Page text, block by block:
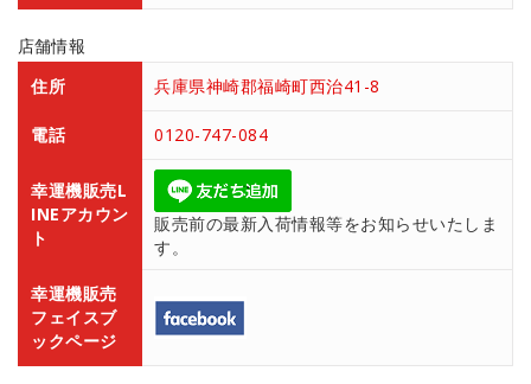
店舗情報
住所
兵庫県神崎郡福崎町西治41-8
電話 0120-747-084
幸運機販売L
INEアカウン
ト
販売前の最新入荷情報等をお知らせいたしま
す。
幸運機販売
フェイスブ
ックページ